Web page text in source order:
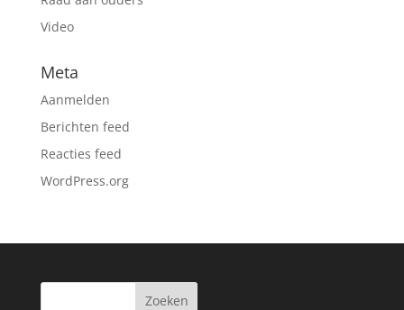
Video
Meta
Aanmelden
Berichten feed
Reacties feed
WordPress.org